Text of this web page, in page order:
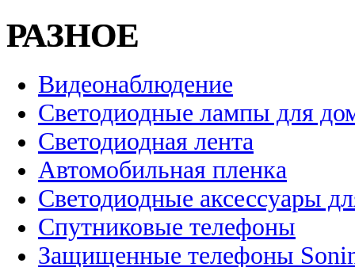
РАЗНОЕ
Видеонаблюдение
Светодиодные лампы для
Светодиодная лента
Автомобильная пленка
Светодиодные аксессуары
Спутниковые телефоны
Защищенные телефоны